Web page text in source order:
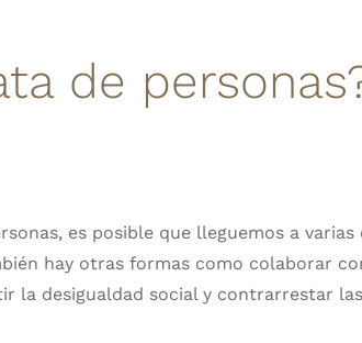
de
es posible que lleguemos a
hay otras formas como colaborar
la desigualdad social y contrarrestar